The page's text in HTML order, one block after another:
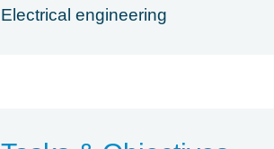
Electrical engineering